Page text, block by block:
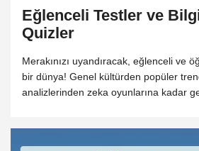
Eğlenceli Test ler ve
Quizler
Merakınızı uyandıracak, eğlenceli ve
bir dünya! Genel kültürden popüler
analizlerinden zeka oyunlarına kadar